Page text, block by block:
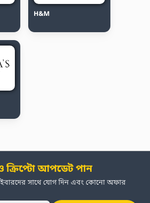
H&M
ক্রিপ্টো আপডেট পান
সাথে যোগ দিন এবং কোনো অফার